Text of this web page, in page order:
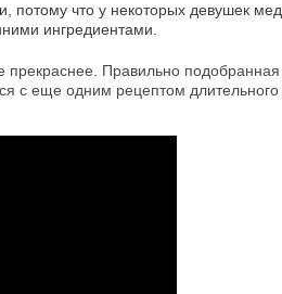
потому что у некоторых девушек мед
ингредиентами.
прекраснее. Правильно подобранная
с еще одним рецептом длительного